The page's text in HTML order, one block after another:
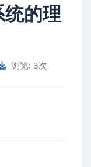
的理
浏览: 3次